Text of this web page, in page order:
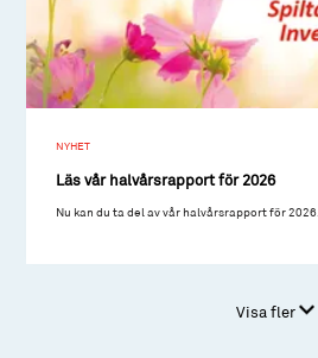
NYHET
Läs vår halvårsrapport för 2026
Nu kan du ta del av vår halvårsrapport för 2026.
Visa fler